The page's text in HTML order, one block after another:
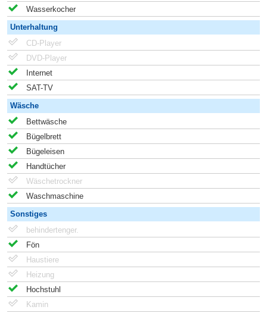
Wasserkocher
Unterhaltung
CD-Player
DVD-Player
Internet
SAT-TV
Wäsche
Bettwäsche
Bügelbrett
Bügeleisen
Handtücher
Wäschetrockner
Waschmaschine
Sonstiges
behindertenger.
Fön
Haustiere
Heizung
Hochstuhl
Kamin